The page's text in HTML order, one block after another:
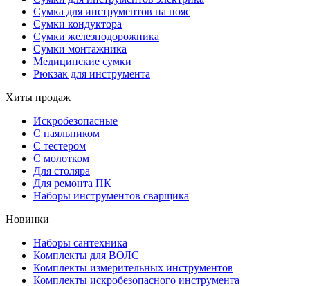
Сумка для инструментов на пояс
Сумки кондуктора
Сумки железнодорожника
Сумки монтажника
Медицинские сумки
Рюкзак для инструмента
Хиты продаж
Искробезопасные
С паяльником
С тестером
С молотком
Для столяра
Для ремонта ПК
Наборы инструментов сварщика
Новинки
Наборы сантехника
Комплекты для ВОЛС
Комплекты измерительных инструментов
Комплекты искробезопасного инструмента